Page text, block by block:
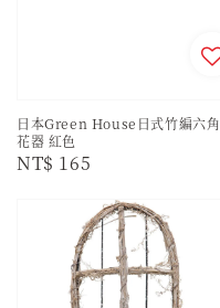
日本Green House日式竹編六角
花器 紅色
Regular
NT$ 165